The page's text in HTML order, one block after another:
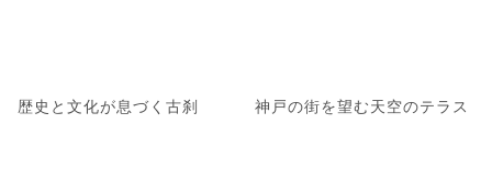
歴史と文化が息づく古刹 神戸の街を望む天空のテラス